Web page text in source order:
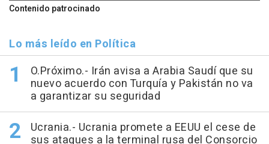
Contenido patrocinado
Lo más leído en Política
O.Próximo.- Irán avisa a Arabia Saudí que su
nuevo acuerdo con Turquía y Pakistán no va
a garantizar su seguridad
Ucrania.- Ucrania promete a EEUU el cese de
sus ataques a la terminal rusa del Consorcio